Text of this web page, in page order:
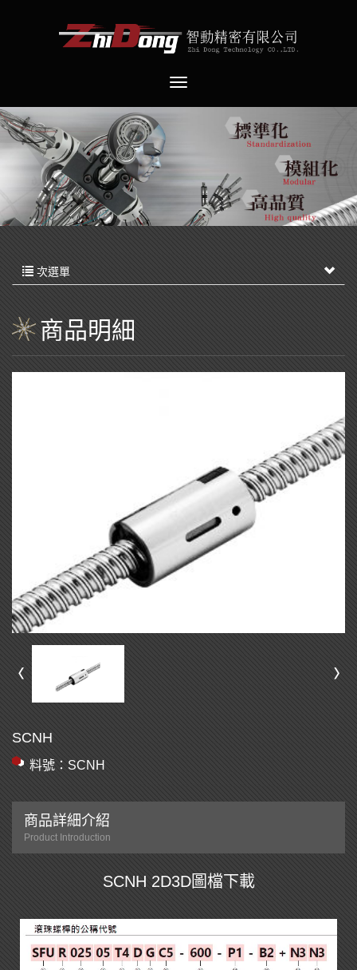
次選單
商品明細
SCNH
料號：SCNH
商品詳細介紹
Product Introduction
SCNH 2D3D圖檔下載